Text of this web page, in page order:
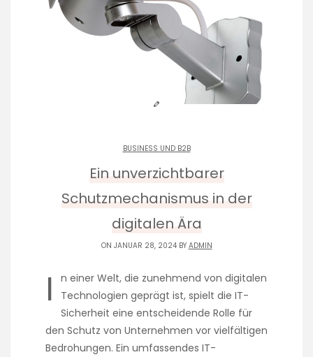
BUSINESS UND B2B
Ein unverzichtbarer
Schutzmechanismus in der
digitalen Ära
ON JANUAR 28, 2024 BY ADMIN
I
n einer Welt, die zunehmend von digitalen
Technologien geprägt ist, spielt die IT-
Sicherheit eine entscheidende Rolle für
den Schutz von Unternehmen vor vielfältigen
Bedrohungen. Ein umfassendes IT-